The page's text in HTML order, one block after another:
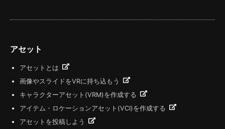
アセット
アセットとは
画像やスライドをVRに持ち込もう
キャラクターアセット(VRM)を作成する
アイテム・ロケーションアセット(VCI)を作成する
アセットを投稿しよう